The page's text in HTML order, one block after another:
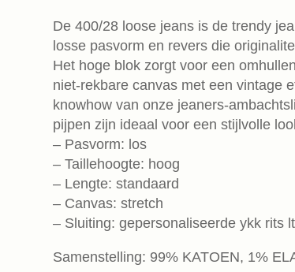
De 400/28 loose jeans is de trendy
losse pasvorm en revers die
Het hoge blok zorgt voor een
niet-rekbare canvas met een vintage
knowhow van onze jeaners-
pijpen zijn ideaal voor een stijlvolle
– Pasvorm: los
– Taillehoogte: hoog
– Lengte: standaard
– Canvas: stretch
– Sluiting: gepersonaliseerde ykk rits
Samenstelling: 99% KATOEN, 1%